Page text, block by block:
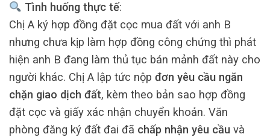
Tình huống thực tế:
Chị A ký hợp đồng đặt cọc mua đất với anh B
nhưng chưa kịp làm hợp đồng công chứng thì phát
hiện anh B đang làm thủ tục bán mảnh đất này cho
người khác. Chị A lập tức nộp đơn yêu cầu ngăn
chặn giao dịch đất, kèm theo bản sao hợp đồng
đặt cọc và giấy xác nhận chuyển khoản. Văn
phòng đăng ký đất đai đã chấp nhận yêu cầu và